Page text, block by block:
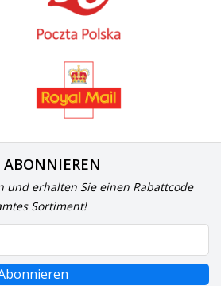
ABONNIEREN
und erhalten Sie einen Rabattcode
Sortiment!